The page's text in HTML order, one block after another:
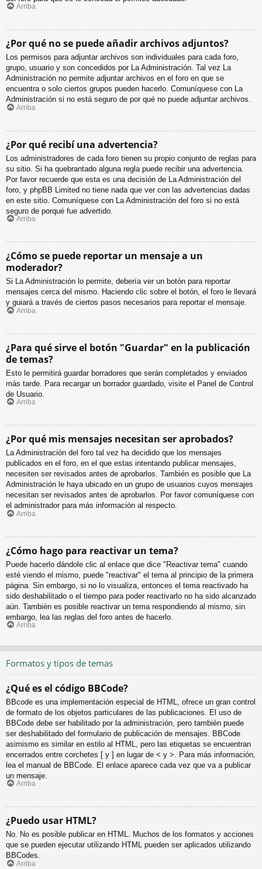
Arriba
¿Por qué no se puede añadir archivos adjuntos?
Los permisos para adjuntar archivos son individuales para cada foro,
grupo, usuario y son concedidos por La Administración. Tal vez La
Administración no permite adjuntar archivos en el foro en que se
encuentra o solo ciertos grupos pueden hacerlo. Comuníquese con La
Administración si no está seguro de por qué no puede adjuntar archivos.
Arriba
¿Por qué recibí una advertencia?
Los administradores de cada foro tienen su propio conjunto de reglas para
su sitio. Si ha quebrantado alguna regla puede recibir una advertencia.
Por favor recuerde que esta es una decisión de La Administración del
foro, y phpBB Limited no tiene nada que ver con las advertencias dadas
en este sitio. Comuníquese con La Administración del foro si no está
seguro de porqué fue advertido.
Arriba
¿Cómo se puede reportar un mensaje a un
moderador?
Si La Administración lo permite, debería ver un botón para reportar
mensajes cerca del mismo. Haciendo clic sobre el botón, el foro le llevará
y guiará a través de ciertos pasos necesarios para reportar el mensaje.
Arriba
¿Para qué sirve el botón "Guardar" en la publicación
de temas?
Esto le permitirá guardar borradores que serán completados y enviados
más tarde. Para recargar un borrador guardado, visite el Panel de Control
de Usuario.
Arriba
¿Por qué mis mensajes necesitan ser aprobados?
La Administración del foro tal vez ha decidido que los mensajes
publicados en el foro, en el que estas intentando publicar mensajes,
necesiten ser revisados antes de aprobarlos. También es posible que La
Administración le haya ubicado en un grupo de usuarios cuyos mensajes
necesitan ser revisados antes de aprobarlos. Por favor comuníquese con
el administrador para más información al respecto.
Arriba
¿Cómo hago para reactivar un tema?
Puede hacerlo dándole clic al enlace que dice "Reactivar tema" cuando
esté viendo el mismo, puede "reactivar" el tema al principio de la primera
página. Sin embargo, si no lo visualiza, entonces el tema reactivado ha
sido deshabilitado o el tiempo para poder reactivarlo no ha sido alcanzado
aún. También es posible reactivar un tema respondiendo al mismo, sin
embargo, lea las reglas del foro antes de hacerlo.
Arriba
Formatos y tipos de temas
¿Qué es el código BBCode?
BBcode es una implementación especial de HTML, ofrece un gran control
de formato de los objetos particulares de las publicaciones. El uso de
BBCode debe ser habilitado por la administración, pero también puede
ser deshabilitado del formulario de publicación de mensajes. BBCode
asimismo es similar en estilo al HTML, pero las etiquetas se encuentran
encerrados entre corchetes [ y ] en lugar de < y >. Para más información,
lea el manual de BBCode. El enlace aparece cada vez que va a publicar
un mensaje.
Arriba
¿Puedo usar HTML?
No. No es posible publicar en HTML. Muchos de los formatos y acciones
que se pueden ejecutar utilizando HTML pueden ser aplicados utilizando
BBCodes.
Arriba